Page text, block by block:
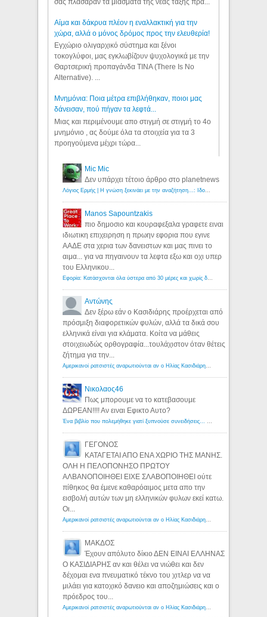
σας πλάσαραν τα μιάσματα της νέας τάξης πρα...
Αίμα και δάκρυα πλέον η εναλλακτική για την
χώρα, αλλά ο μόνος δρόμος προς την ελευθερία!
Εγχώριο ολιγαρχικό σύστημα και ξένοι
τοκογλύφοι, μας εγκλωβίζουν ψυχολογικά με την
Θαρτσερική προπαγάνδα TINA (There Is No
Alternative). ...
Μνημόνια: Ποια μέτρα επιβλήθηκαν, ποιοι μας
δάνεισαν, πού πήγαν τα λεφτά...
Μιας και περιμένουμε απο στιγμή σε στιγμή το 4ο
μνημόνιο , ας δούμε όλα τα στοιχεία για τα 3
προηγούμενα μέχρι τώρα...
Mic Mic
Δεν υπάρχει τέτοιο άρθρο στο planetnews
Manos Sapountzakis
πιο δημοσιο και κουραφεξαλα γραφετε ειναι
ιδιωτικη επιχειρηση η πρωην εφορια που εγινε
ΑΑΔΕ στα χερια των δανειστων και μας πινει το
αιμα... για να πηγαινουν τα λεφτα εξω και οχι υπερ
του Ελληνικου...
Αντώνης
Δεν ξέρω εάν ο Κασιδιάρης προέρχεται από
πρόσμιξη διαφορετικών φυλών, αλλά τα δικά σου
ελληνικά είναι για κλάματα. Κοίτα να μάθεις
στοιχειωδώς ορθογραφία...τουλάχιστον όταν θέτεις
ζήτημα για την...
Νικολαος46
Πως μπορουμε να το κατεβασουμε
ΔΩΡΕΑΝ!!!! Αν ειναι Εφικτο Αυτο?
ΓΕΓΟΝΟΣ
ΚΑΤΑΓΕΤΑΙ ΑΠΟ ΕΝΑ ΧΩΡΙΟ ΤΗΣ ΜΑΝΗΣ.
ΟΛΗ Η ΠΕΛΟΠΟΝΗΣΟ ΠΡΩΤΟΥ
ΑΛΒΑΝΟΠΟΙΗΘΕΙ ΕΙΧΕ ΣΛΑΒΟΠΟΙΗΘΕΙ ούτε
πίθηκος θα έμενε καθαρόαιμος μετα απο την
εισβολή αυτών των μη ελληνικών φυλων εκεί κατω.
Οι...
ΜΑΚΔΟΣ
Έχουν απόλυτο δίκιο ΔΕΝ ΕΙΝΑΙ ΕΛΛΗΝΑΣ
Ο ΚΑΣΙΔΙΑΡΗΣ αν και θέλει να νιώθει και δεν
δέχομαι ενα πνευματικό τέκνο του χιτλερ να να
μιλάει για κατοχικό δανειο και αποζημιώσεις και ο
πρόεδρος του...